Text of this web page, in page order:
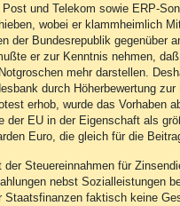
und Telekom sowie ERP-
wobei er klammheimlich
der Bundesrepublik gegenüber
er zur Kenntnis nehmen,
mehr darstellen.
durch Höherbewertung
erhob, wurde das Vorhaben
der EU in der Eigenschaft als
Euro, die gleich für die
der Steuereinnahmen für
nebst Sozialleistungen
Staatsfinanzen faktisch keine